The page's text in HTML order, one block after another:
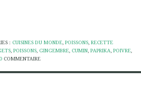
: CUISINES DU MONDE, POISSONS, RECETTE
,POISSONS, GINGEMBRE, CUMIN,PAPRIKA,POIVRE,
0 COMMENTAIRE